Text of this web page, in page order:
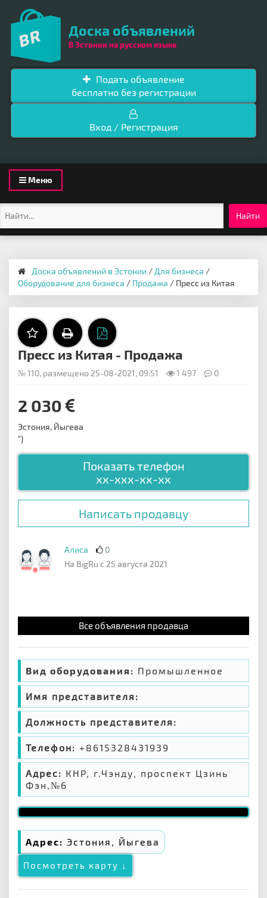
Доска объявлений
В Эстонии на русском языке
Подать объявление
бесплатно без регистрации
Вход / Регистрация
Toggle
navigation
Меню
Найти
Доска объявлений в Эстонии / Для бизнеса /
Оборудование для бизнеса / Продажа / Пресс из Китая
Пресс из Китая - Продажа
№ 110, размещено 25-08-2021, 09:51 1 497 0
2 030
Эстония, Йыгева
"}
Показать телефон
xx-xxx-xx-xx
Написать продавцу
Алиса
0
На BigRu с 25 августа 2021
Все объявления продавца
Вид оборудования: Промышленное
Имя представителя:
Должность представителя:
Телефон: +8615328431939
Адрес: КНР, г.Чэнду, проспект Цзинь
Фэн,№6
Адрес: Эстония, Йыгева
Посмотреть карту ↓